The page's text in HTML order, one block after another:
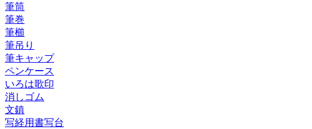
筆筒
筆巻
筆櫛
筆吊り
筆キャップ
ペンケース
いろは歌印
消しゴム
文鎮
写経用書写台